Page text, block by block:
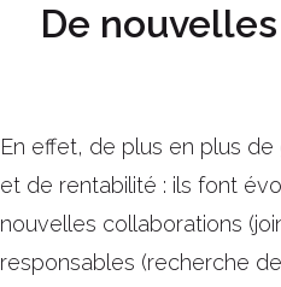
De
En effet, de plus en plus
et de rentabilité : ils font
nouvelles collaborations
responsables (recherche